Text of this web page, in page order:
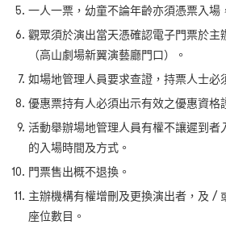
一人一票，幼童不論年齡亦須憑票入場
觀眾須於演出當天憑確認電子門票於主
（高山劇場新翼演藝廳門口）。
如場地管理人員要求查證，持票人士必
優惠票持有人必須出示有效之優惠資格
活動舉辦場地管理人員有權不讓遲到者
的入場時間及方式。
門票售出概不退換。
主辦機構有權增刪及更換演出者，及 /
座位數目。